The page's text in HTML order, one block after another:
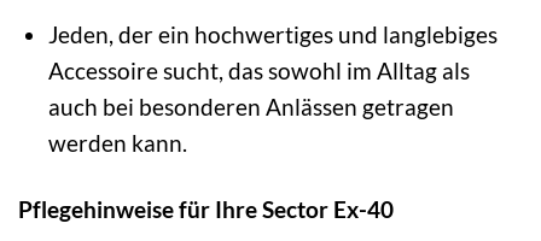
Jeden, der ein hochwertiges und langlebiges
Accessoire sucht, das sowohl im Alltag als
auch bei besonderen Anlässen getragen
werden kann.
Pflegehinweise für Ihre Sector Ex-40